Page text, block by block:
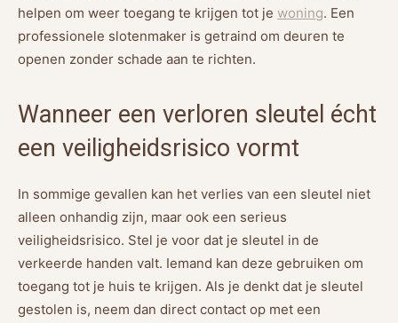
helpen om weer toegang te krijgen tot je woning. Een
professionele slotenmaker is getraind om deuren te
openen zonder schade aan te richten.
Wanneer een verloren sleutel écht
een veiligheidsrisico vormt
In sommige gevallen kan het verlies van een sleutel niet
alleen onhandig zijn, maar ook een serieus
veiligheidsrisico. Stel je voor dat je sleutel in de
verkeerde handen valt. Iemand kan deze gebruiken om
toegang tot je huis te krijgen. Als je denkt dat je sleutel
gestolen is, neem dan direct contact op met een